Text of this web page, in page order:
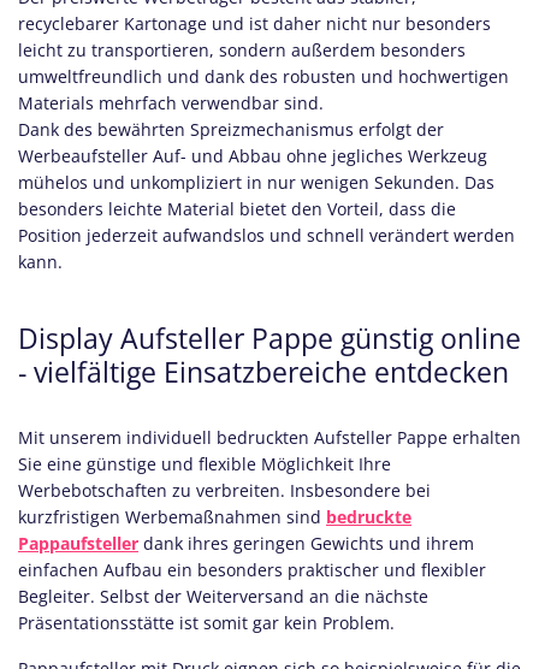
recyclebarer Kartonage und ist daher nicht nur besonders
leicht zu transportieren, sondern außerdem besonders
umweltfreundlich und dank des robusten und hochwertigen
Materials mehrfach verwendbar sind.
Dank des bewährten Spreizmechanismus erfolgt der
Werbeaufsteller Auf- und Abbau ohne jegliches Werkzeug
mühelos und unkompliziert in nur wenigen Sekunden. Das
besonders leichte Material bietet den Vorteil, dass die
Position jederzeit aufwandslos und schnell verändert werden
kann.
Display Aufsteller Pappe günstig online
- vielfältige Einsatzbereiche entdecken
Mit unserem individuell bedruckten Aufsteller Pappe erhalten
Sie eine günstige und flexible Möglichkeit Ihre
Werbebotschaften zu verbreiten. Insbesondere bei
kurzfristigen Werbemaßnahmen sind bedruckte
Pappaufsteller dank ihres geringen Gewichts und ihrem
einfachen Aufbau ein besonders praktischer und flexibler
Begleiter. Selbst der Weiterversand an die nächste
Präsentationsstätte ist somit gar kein Problem.